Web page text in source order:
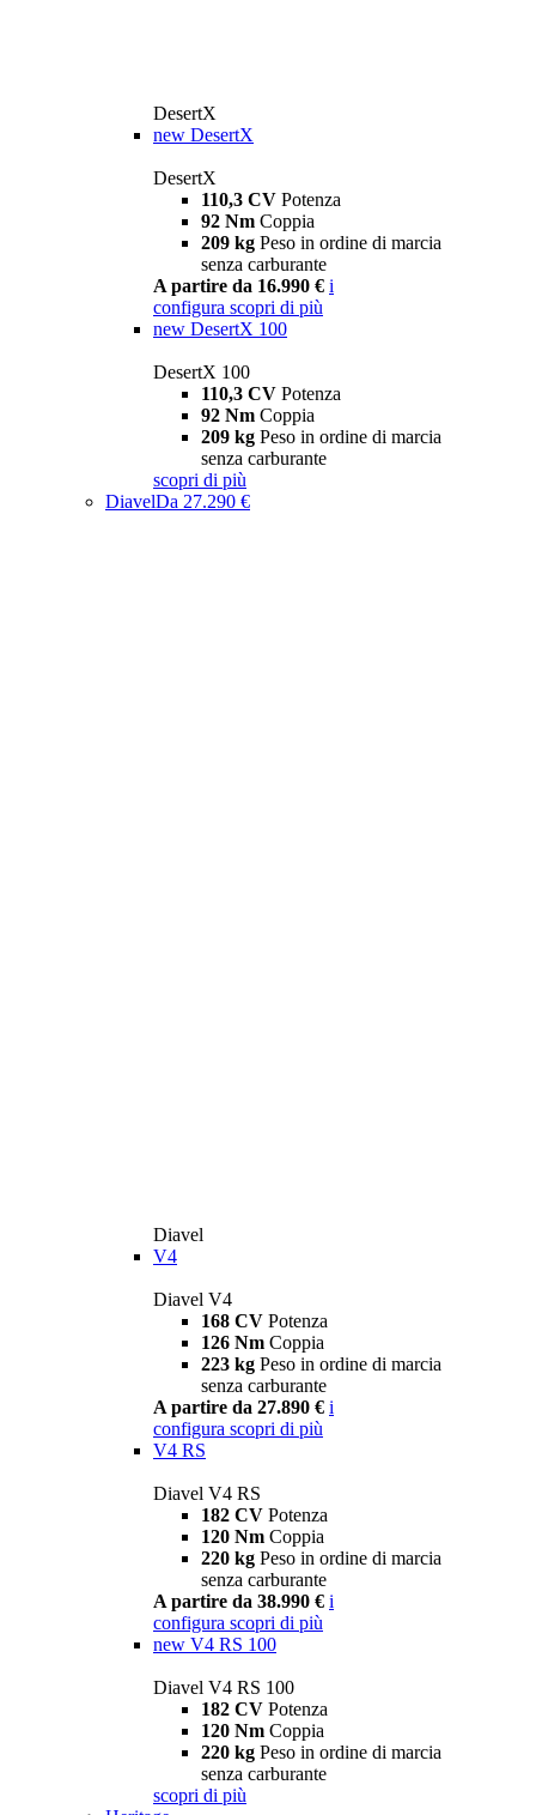
DesertX
new DesertX
DesertX
110,3 CV Potenza
92 Nm Coppia
209 kg Peso in ordine di marcia
senza carburante
A partire da 16.990 € i
configura scopri di più
new DesertX 100
DesertX 100
110,3 CV Potenza
92 Nm Coppia
209 kg Peso in ordine di marcia
senza carburante
scopri di più
DiavelDa 27.290 €
Diavel
V4
Diavel V4
168 CV Potenza
126 Nm Coppia
223 kg Peso in ordine di marcia
senza carburante
A partire da 27.890 € i
configura scopri di più
V4 RS
Diavel V4 RS
182 CV Potenza
120 Nm Coppia
220 kg Peso in ordine di marcia
senza carburante
A partire da 38.990 € i
configura scopri di più
new V4 RS 100
Diavel V4 RS 100
182 CV Potenza
120 Nm Coppia
220 kg Peso in ordine di marcia
senza carburante
scopri di più